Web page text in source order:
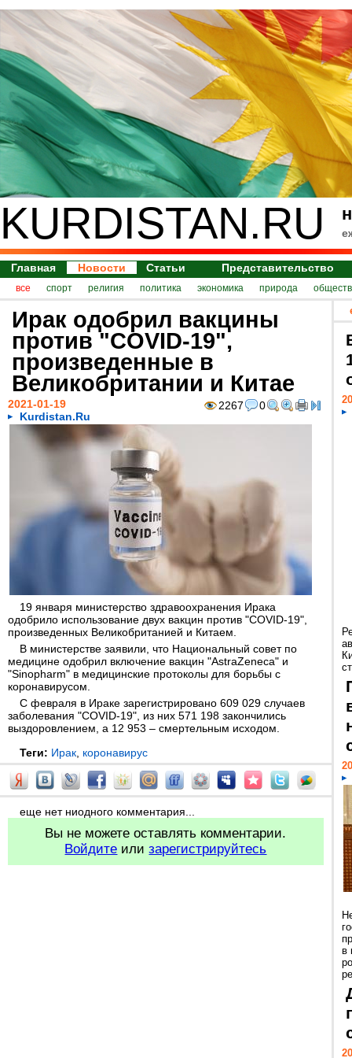
KURDISTAN.RU
Главная Новости Статьи Представительство
все спорт религия политика экономика природа
Ирак одобрил вакцины
против "COVID-19",
произведенные в
Великобритании и Китае
2267 0
2021-01-19
Kurdistan.Ru
19 января министерство здравоохранения Ирака
одобрило использование двух вакцин против "COVID-19",
произведенных Великобританией и Китаем.
В министерстве заявили, что Национальный совет по
медицине одобрил включение вакцин "AstraZeneca" и
"Sinopharm" в медицинские протоколы для борьбы с
коронавирусом.
С февраля в Ираке зарегистрировано 609 029 случаев
заболевания "COVID-19", из них 571 198 закончились
выздоровлением, а 12 953 – смертельным исходом.
Теги: Ирак коронавирус
еще нет ниодного комментария...
Вы не можете оставлять комментарии.
Войдите илизарегистрируйтесь
в